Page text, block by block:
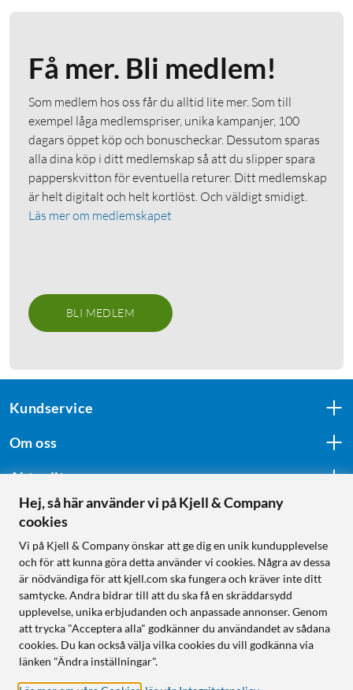
Få mer. Bli medlem!
Som medlem hos oss får du alltid lite mer. Som till
exempel låga medlemspriser, unika kampanjer, 100
dagars öppet köp och bonuscheckar. Dessutom sparas
alla dina köp i ditt medlemskap så att du slipper spara
papperskvitton för eventuella returer. Ditt medlemskap
är helt digitalt och helt kortlöst. Och väldigt smidigt.
Läs mer om medlemskapet
BLI MEDLEM
Kundservice
Om oss
Aktuellt
Följ oss
Handla från:
Sverige
Norge
Hej, så här använder vi på Kjell & Company
cookies
Vi på Kjell & Company önskar att ge dig en unik kundupplevelse
och för att kunna göra detta använder vi cookies. Några av dessa
är nödvändiga för att kjell.com ska fungera och kräver inte ditt
samtycke. Andra bidrar till att du ska få en skräddarsydd
upplevelse, unika erbjudanden och anpassade annonser. Genom
att trycka "Acceptera alla" godkänner du användandet av sådana
cookies. Du kan också välja vilka cookies du vill godkänna via
länken "Ändra inställningar".